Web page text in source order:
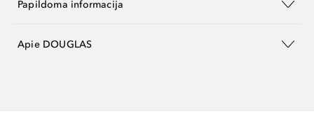
Papildoma informacija
Apie DOUGLAS